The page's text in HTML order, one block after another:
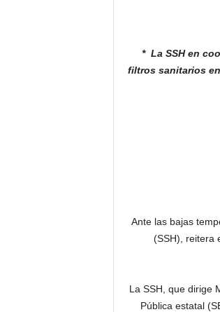
* La SSH en
filtros sanitarios
Ante las bajas
(SSH), reitera
La SSH, que dirige
Pública estatal